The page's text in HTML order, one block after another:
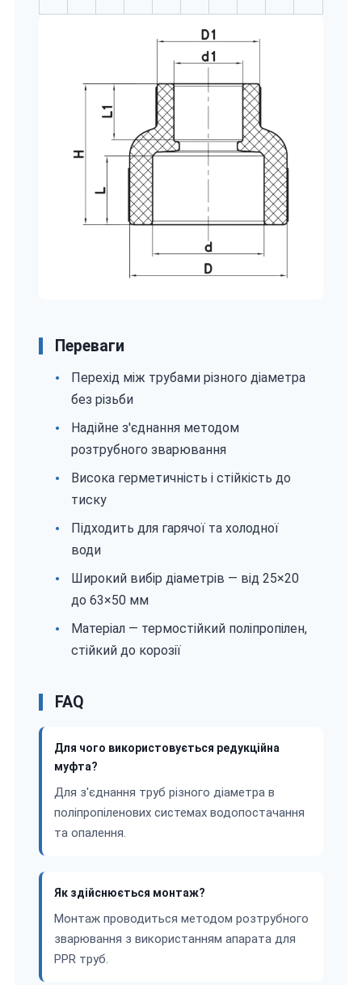
Переваги
Перехід між трубами різного діаметра
без різьби
Надійне з'єднання методом
розтрубного зварювання
Висока герметичність і стійкість до
тиску
Підходить для гарячої та холодної
води
Широкий вибір діаметрів — від 25×20
до 63×50 мм
Матеріал — термостійкий поліпропілен,
стійкий до корозії
FAQ
Для чого використовується редукційна
муфта?
Для з'єднання труб різного діаметра в
поліпропіленових системах водопостачання
та опалення.
Як здійснюється монтаж?
Монтаж проводиться методом розтрубного
зварювання з використанням апарата для
PPR труб.